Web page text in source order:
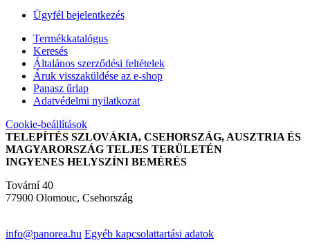
Ügyfél bejelentkezés
Termékkatalógus
Keresés
Általános szerződési feltételek
Áruk visszaküldése az e-shop
Panasz űrlap
Adatvédelmi nyilatkozat
Cookie-beállítások
TELEPÍTÉS SZLOVÁKIA, CSEHORSZÁG, AUSZTRIA ÉS
MAGYARORSZÁG TELJES TERÜLETÉN
INGYENES HELYSZÍNI BEMÉRÉS
Tovární 40
77900 Olomouc, Csehország
info@panorea.hu Egyéb kapcsolattartási adatok